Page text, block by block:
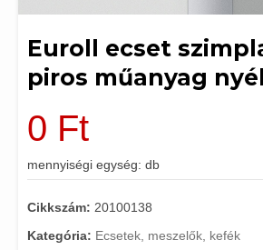
Euroll ecset
piros műanyag
0 Ft
mennyiségi egység: db
Cikkszám: 20100138
Kategória: Ecsetek, meszelők, kefék